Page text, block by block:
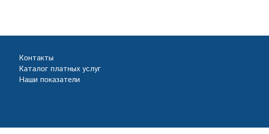
Контакты
Каталог платных услуг
Наши показатели